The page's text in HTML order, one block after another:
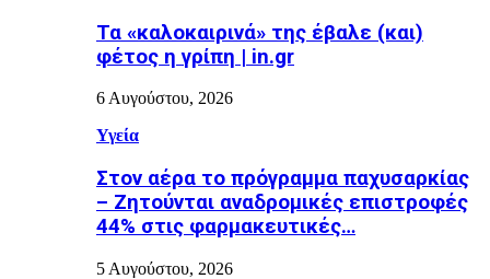
Τα «καλοκαιρινά» της έβαλε (και)
φέτος η γρίπη | in.gr
6 Αυγούστου, 2026
Υγεία
Στον αέρα το πρόγραμμα παχυσαρκίας
– Ζητούνται αναδρομικές επιστροφές
44% στις φαρμακευτικές…
5 Αυγούστου, 2026